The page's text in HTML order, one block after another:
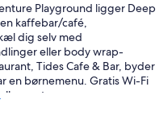
Playground ligger Deep
kaffebar/café,
dig selv med
eller body wrap-
Tides Cafe & Bar, byder
en børnemenu. Gratis Wi-Fi
gæster.